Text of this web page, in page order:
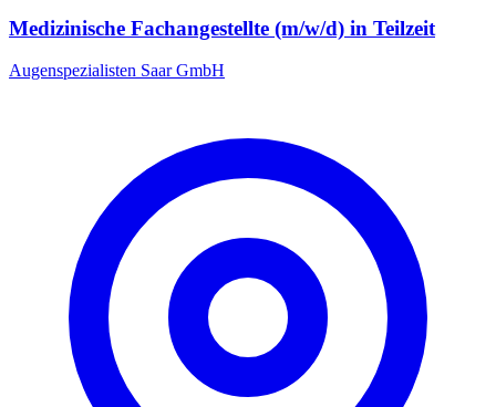
Medizinische Fachangestellte (m/w/d) in Teilzeit
Augenspezialisten Saar GmbH